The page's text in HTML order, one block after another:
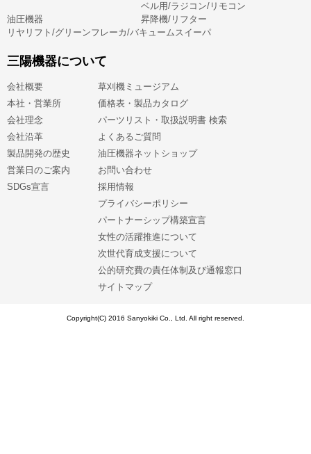
ベル用/ラジコン/リモコン
油圧機器
昇降機/リフター
リヤリフト/グリーンフレーカ/バキュームスイーパ
三陽機器について
会社概要
本社・営業所
会社理念
会社沿革
製品開発の歴史
営業日のご案内
SDGs宣言
草刈機ミュージアム
価格表・製品カタログ
パーツリスト・取扱説明書 検索
よくあるご質問
油圧機器ネットショップ
お問い合わせ
採用情報
プライバシーポリシー
パートナーシップ構築宣言
女性の活躍推進について
次世代育成支援について
公的研究費の責任体制及び通報窓口
サイトマップ
Copyright(C) 2016 Sanyokiki Co., Ltd. All right reserved.